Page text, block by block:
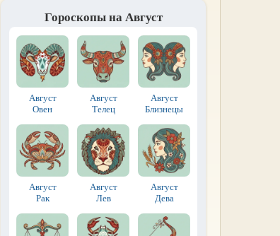
Гороскопы на Август
Август
Овен
Август
Телец
Август
Близнецы
Август
Рак
Август
Лев
Август
Дева